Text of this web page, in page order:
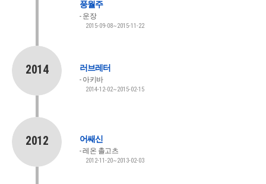
풍월주
운장
2015-09-08~2015-11-22
2014 러브레터
아키바
2014-12-02~2015-02-15
2012 어쌔신
레온 촐고츠
2012-11-20~2013-02-03